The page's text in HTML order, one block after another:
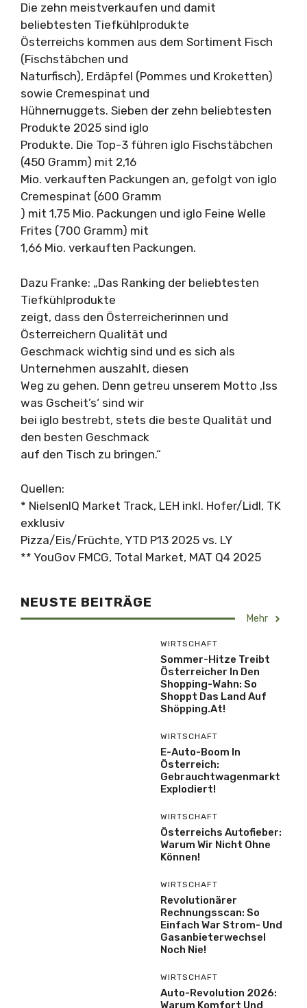
Die zehn meistverkaufen und damit
beliebtesten Tiefkühlprodukte
Österreichs kommen aus dem Sortiment Fisch
(Fischstäbchen und
Naturfisch), Erdäpfel (Pommes und Kroketten)
sowie Cremespinat und
Hühnernuggets. Sieben der zehn beliebtesten
Produkte 2025 sind iglo
Produkte. Die Top-3 führen iglo Fischstäbchen
(450 Gramm) mit 2,16
Mio. verkauften Packungen an, gefolgt von iglo
Cremespinat (600 Gramm
) mit 1,75 Mio. Packungen und iglo Feine Welle
Frites (700 Gramm) mit
1,66 Mio. verkauften Packungen.
Dazu Franke: „Das Ranking der beliebtesten
Tiefkühlprodukte
zeigt, dass den Österreicherinnen und
Österreichern Qualität und
Geschmack wichtig sind und es sich als
Unternehmen auszahlt, diesen
Weg zu gehen. Denn getreu unserem Motto ‚Iss
was Gscheit’s‘ sind wir
bei iglo bestrebt, stets die beste Qualität und
den besten Geschmack
auf den Tisch zu bringen.“
Quellen:
* NielsenIQ Market Track, LEH inkl. Hofer/Lidl, TK
exklusiv
Pizza/Eis/Früchte, YTD P13 2025 vs. LY
** YouGov FMCG, Total Market, MAT Q4 2025
NEUSTE BEITRÄGE
Mehr
WIRTSCHAFT
Sommer-Hitze Treibt
Österreicher In Den
Shopping-Wahn: So
Shoppt Das Land Auf
Shöpping.at!
WIRTSCHAFT
E-Auto-Boom In
Österreich:
Gebrauchtwagenmarkt
Explodiert!
WIRTSCHAFT
Österreichs Autofieber:
Warum Wir Nicht Ohne
Können!
WIRTSCHAFT
Revolutionärer
Rechnungsscan: So
Einfach War Strom- Und
Gasanbieterwechsel
Noch Nie!
WIRTSCHAFT
Auto-Revolution 2026:
Warum Komfort Und